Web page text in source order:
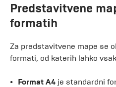
Predstavitvene
formatih
Za predstavitvene mape se
formati, od katerih lahko
Format A4 je standardni